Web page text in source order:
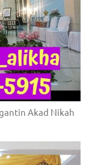
Akad Nikah